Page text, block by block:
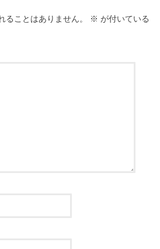
ることはありません。 ※ が付いている